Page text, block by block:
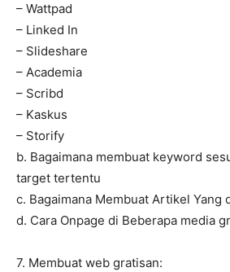
– Wattpad
– Linked In
– Slideshare
– Academia
– Scribd
– Kaskus
– Storify
b. Bagaimana membuat keyword
target tertentu
c. Bagaimana Membuat Artikel Yang
d. Cara Onpage di Beberapa media
7. Membuat web gratisan: